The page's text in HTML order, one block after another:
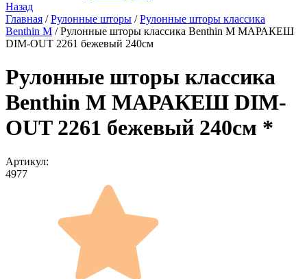
Назад
Главная / Рулонные шторы / Рулонные шторы классика
Benthin M / Рулонные шторы классика Benthin M МАРАКЕШ
DIM-OUT 2261 бежевый 240см
Рулонные шторы классика
Benthin M МАРАКЕШ DIM-
OUT 2261 бежевый 240см *
Артикул:
4977